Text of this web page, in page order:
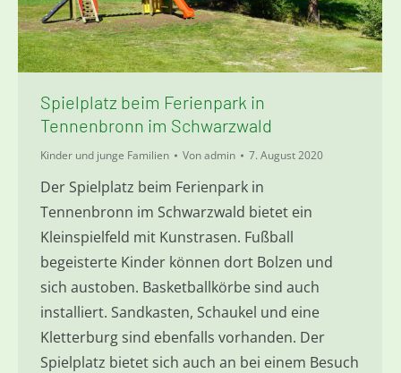
Spielplatz beim Ferienpark in
Tennenbronn im Schwarzwald
Kinder und junge Familien Vonadmin 7. August 2020
Der Spielplatz beim Ferienpark in
Tennenbronn im Schwarzwald bietet ein
Kleinspielfeld mit Kunstrasen. Fußball
begeisterte Kinder können dort Bolzen und
sich austoben. Basketballkörbe sind auch
installiert. Sandkasten, Schaukel und eine
Kletterburg sind ebenfalls vorhanden. Der
Spielplatz bietet sich auch an bei einem Besuch